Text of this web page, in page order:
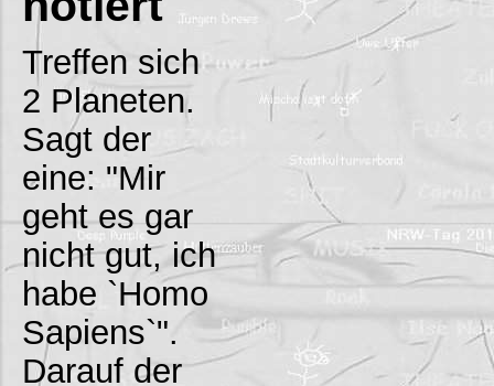
Treffen sich
2 Planeten.
Sagt der
eine: "Mir
geht es gar
nicht gut, ich
habe `Homo
Sapiens`".
Darauf der